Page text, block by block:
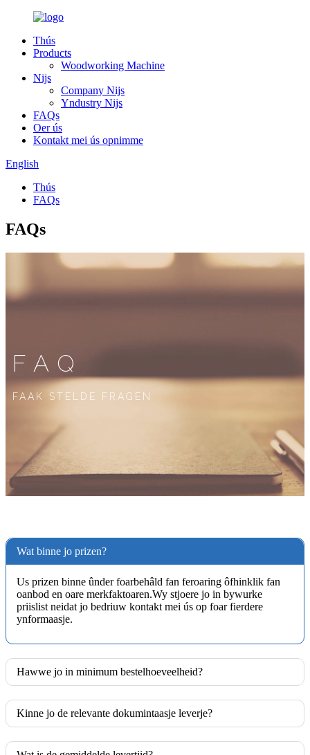
Thús
Products
Woodworking Machine
Nijs
Company Nijs
Yndustry Nijs
FAQs
Oer ús
Kontakt mei ús opnimme
English
Thús
FAQs
FAQs
FAQ
FAAK STELDE FRAGEN
Wat binne jo prizen?
Us prizen binne ûnder foarbehâld fan feroaring ôfhinklik fan
oanbod en oare merkfaktoaren.Wy stjoere jo in bywurke
priislist neidat jo bedriuw kontakt mei ús op foar fierdere
ynformaasje.
Hawwe jo in minimum bestelhoeveelheid?
Kinne jo de relevante dokumintaasje leverje?